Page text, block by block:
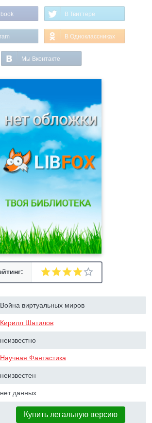
В Твиттере
В Одноклассниках
Мы Вконтакте
Война виртуальных миров
Кирилл Шатилов
неизвестно
Научная Фантастика
неизвестен
нет данных
Купить легальную версию